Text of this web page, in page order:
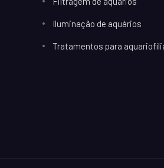
Iluminação de aquários
Tratamentos para